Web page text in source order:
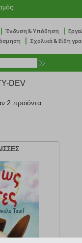
Ένδυση & Υπόδηση
Σχολικά & Είδη
2 προϊόντα.